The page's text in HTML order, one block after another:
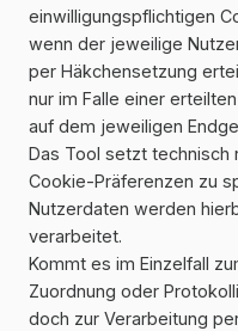
einwilligungspflichtigen
wenn der jeweilige
per Häkchensetzung
nur im Falle einer
auf dem jeweiligen
Das Tool setzt technisch
Cookie-Präferenzen zu
Nutzerdaten werden
verarbeitet.
Kommt es im Einzelfall
Zuordnung oder
doch zur Verarbeitung